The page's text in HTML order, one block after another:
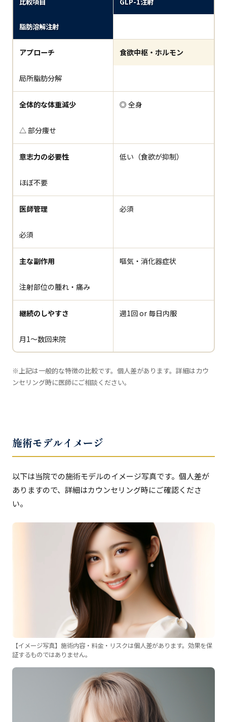
脂肪溶解注射
アプローチ 食欲中枢・ホルモン
局所脂肪分解
全体的な体重減少 ◎ 全身
△ 部分痩せ
意志力の必要性 低い（食欲が抑制）
ほぼ不要
医師管理 必須
必須
主な副作用 嘔気・消化器症状
注射部位の腫れ・痛み
継続のしやすさ 週1回 or 毎日内服
月1〜数回来院
※上記は一般的な特徴の比較です。個人差があります。詳細はカウ
ンセリング時に医師にご相談ください。
施術モデルイメージ
以下は当院での施術モデルのイメージ写真です。個人差が
ありますので、詳細はカウンセリング時にご確認くださ
い。
【イメージ写真】施術内容・料金・リスクは個人差があります。効果を保
証するものではありません。